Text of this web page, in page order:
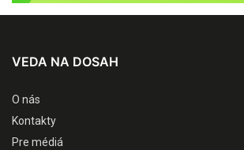
VEDA NA DOSAH
O nás
Kontakty
Pre médiá